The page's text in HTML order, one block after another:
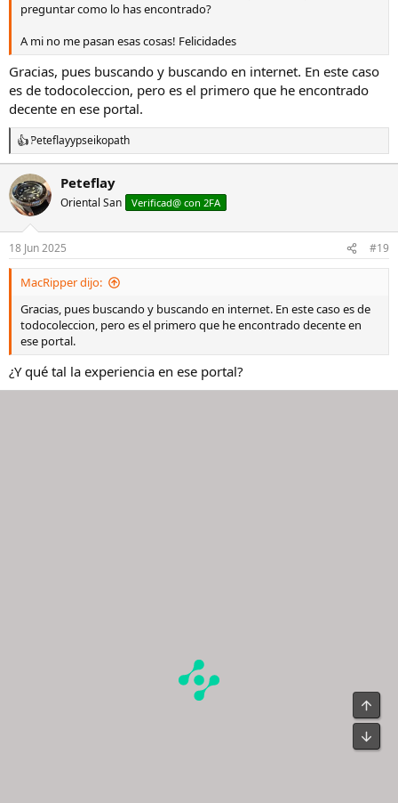
preguntar como lo has encontrado?
A mi no me pasan esas cosas! Felicidades
Gracias, pues buscando y buscando en internet. En este caso
es de todocoleccion, pero es el primero que he encontrado
decente en ese portal.
R
e
a
c
c
i
o
n
e
Peteflayypseikopath
Peteflay
Oriental San Verificad@ con 2FA
18 Jun 2025 #19
MacRipper dijo:
Gracias, pues buscando y buscando en internet. En este caso es de
todocoleccion, pero es el primero que he encontrado decente en
ese portal.
¿Y qué tal la experiencia en ese portal?